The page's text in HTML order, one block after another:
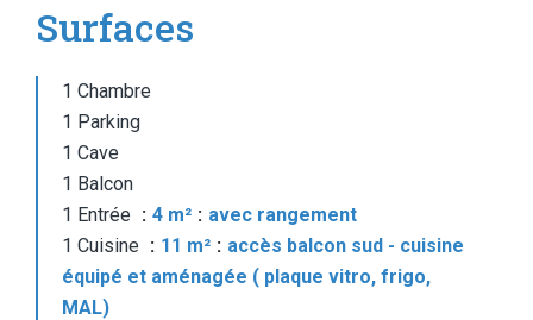
Surfaces
1 Chambre
1 Parking
1 Cave
1 Balcon
1 Entrée
4 m²
avec rangement
1 Cuisine
11 m²
accès balcon sud - cuisine
équipé et aménagée ( plaque vitro, frigo,
MAL)